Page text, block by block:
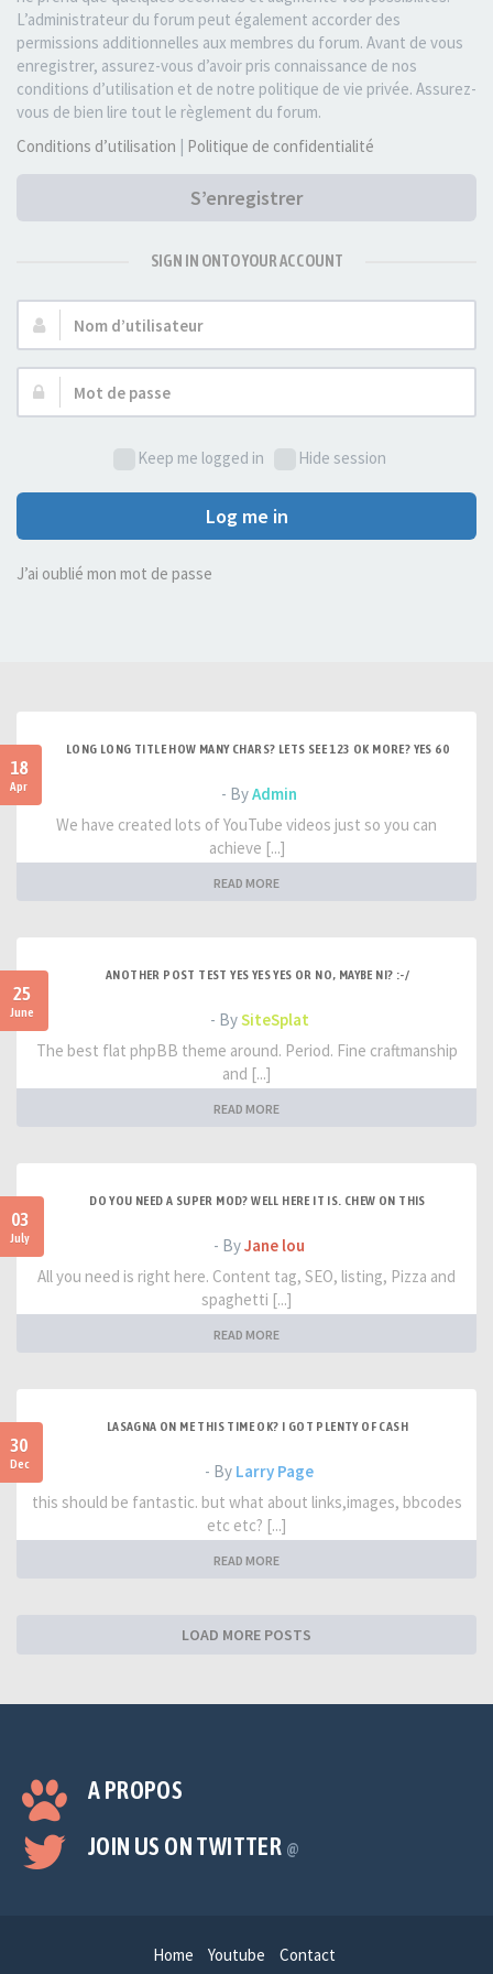
L’administrateur du forum peut également accorder des
permissions additionnelles aux membres du forum. Avant de vous
enregistrer, assurez-vous d’avoir pris connaissance de nos
conditions d’utilisation et de notre politique de vie privée. Assurez-
vous de bien lire tout le règlement du forum.
Conditions d’utilisation | Politique de confidentialité
S’enregistrer
SIGN IN ONTO YOUR ACCOUNT
Nom
d’utilisateur :
Mot
de
Keep me logged in
Hide session
Log me in
J’ai oublié mon mot de passe
18
Apr
LONG LONG TITLE HOW MANY CHARS? LETS SEE 123 OK MORE? YES 60
- ByAdmin
We have created lots of YouTube videos just so you can
achieve [...]
READ MORE
25
June
ANOTHER POST TEST YES YES YES OR NO, MAYBE NI? :-/
- BySiteSplat
The best flat phpBB theme around. Period. Fine craftmanship
and [...]
READ MORE
03
July
DO YOU NEED A SUPER MOD? WELL HERE IT IS. CHEW ON THIS
- ByJane lou
All you need is right here. Content tag, SEO, listing, Pizza and
spaghetti [...]
READ MORE
30
Dec
LASAGNA ON ME THIS TIME OK? I GOT PLENTY OF CASH
- By Larry Page
this should be fantastic. but what about links,images, bbcodes
etc etc? [...]
READ MORE
LOAD MORE POSTS
A PROPOS
JOIN US ON TWITTER @
Home Youtube Contact